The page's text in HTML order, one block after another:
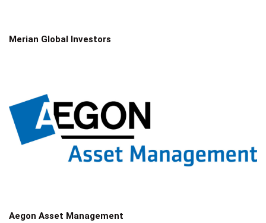
Merian Global Investors
Aegon Asset Management